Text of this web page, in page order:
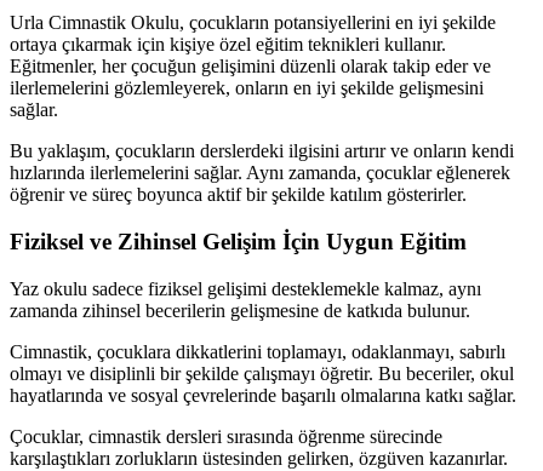
Urla Cimnastik Okulu, çocukların potansiyellerini en iyi şekilde
ortaya çıkarmak için kişiye özel eğitim teknikleri kullanır.
Eğitmenler, her çocuğun gelişimini düzenli olarak takip eder ve
ilerlemelerini gözlemleyerek, onların en iyi şekilde gelişmesini
sağlar.
Bu yaklaşım, çocukların derslerdeki ilgisini artırır ve onların kendi
hızlarında ilerlemelerini sağlar. Aynı zamanda, çocuklar eğlenerek
öğrenir ve süreç boyunca aktif bir şekilde katılım gösterirler.
Fiziksel ve Zihinsel Gelişim İçin Uygun Eğitim
Yaz okulu sadece fiziksel gelişimi desteklemekle kalmaz, aynı
zamanda zihinsel becerilerin gelişmesine de katkıda bulunur.
Cimnastik, çocuklara dikkatlerini toplamayı, odaklanmayı, sabırlı
olmayı ve disiplinli bir şekilde çalışmayı öğretir. Bu beceriler, okul
hayatlarında ve sosyal çevrelerinde başarılı olmalarına katkı sağlar.
Çocuklar, cimnastik dersleri sırasında öğrenme sürecinde
karşılaştıkları zorlukların üstesinden gelirken, özgüven kazanırlar.